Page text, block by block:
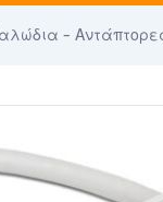
-